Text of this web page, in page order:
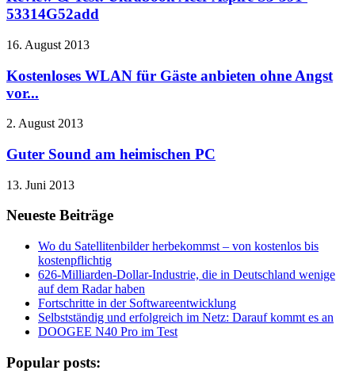
53314G52add
16. August 2013
Kostenloses WLAN für Gäste anbieten ohne Angst
vor...
2. August 2013
Guter Sound am heimischen PC
13. Juni 2013
Neueste Beiträge
Wo du Satellitenbilder herbekommst – von kostenlos bis
kostenpflichtig
626-Milliarden-Dollar-Industrie, die in Deutschland wenige
auf dem Radar haben
Fortschritte in der Softwareentwicklung
Selbstständig und erfolgreich im Netz: Darauf kommt es an
DOOGEE N40 Pro im Test
Popular posts: